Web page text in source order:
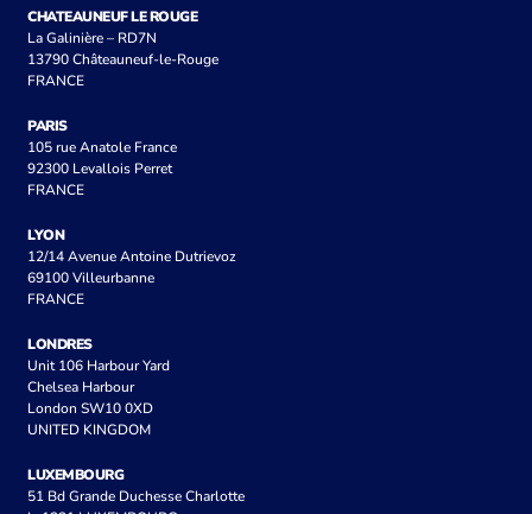
CHATEAUNEUF LE ROUGE
La Galinière – RD7N
13790 Châteauneuf-le-Rouge
FRANCE
PARIS
105 rue Anatole France
92300 Levallois Perret
FRANCE
LYON
12/14 Avenue Antoine Dutrievoz
69100 Villeurbanne
FRANCE
LONDRES
Unit 106 Harbour Yard
Chelsea Harbour
London SW10 0XD
UNITED KINGDOM
LUXEMBOURG
51 Bd Grande Duchesse Charlotte